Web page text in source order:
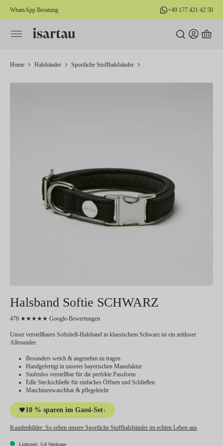
springen
WhatsApp Beratung +49 177 421 42 50
Home Halsbänder Sportliche Stoffhalsbänder
Halsband Softie SCHWARZ
476 ★★★★★ Google-Bewertungen
Unser verstellbares Softshell-Halsband in klassischem Schwarz ist ein zeitloser
Allrounder.
Besonders weich & angenehm zu tragen
Handgefertigt in unserer bayerischen Manufaktur
Stufenlos verstellbar für die perfekte Passform
Edle Steckschließe für einfaches Öffnen und Schließen
Maschinenwaschbar & pflegeleicht
10 % sparen im Gassi-Set↓
Kundenbilder: So sehen unsere Sportliche Stoffhalsbänder im echten Leben aus
Lieferzeit: 5-8 Werktage